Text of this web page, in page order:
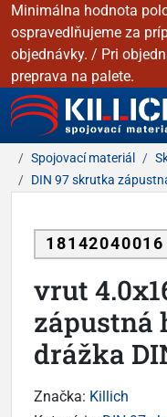
Minimálna hodnota
ospravedlňujeme za
objednávky. / Pri
preprava na palete.
KILLICH - Spojovacie
Spojovací materiál
DIN 97 skrutka
18142040016
vrut
zápustná
drážka
Značka: Killich